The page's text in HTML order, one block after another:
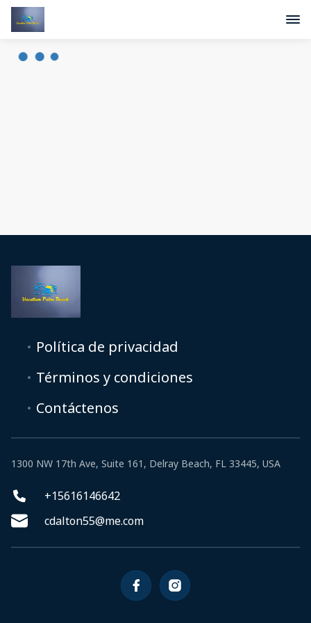
Política de privacidad
Términos y condiciones
Contáctenos
1300 NW 17th Ave, Suite 161, Delray Beach, FL 33445, USA
+15616146642
cdalton55@me.com